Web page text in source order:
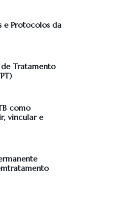
e Protocolos da
Tratamento
como
vincular e